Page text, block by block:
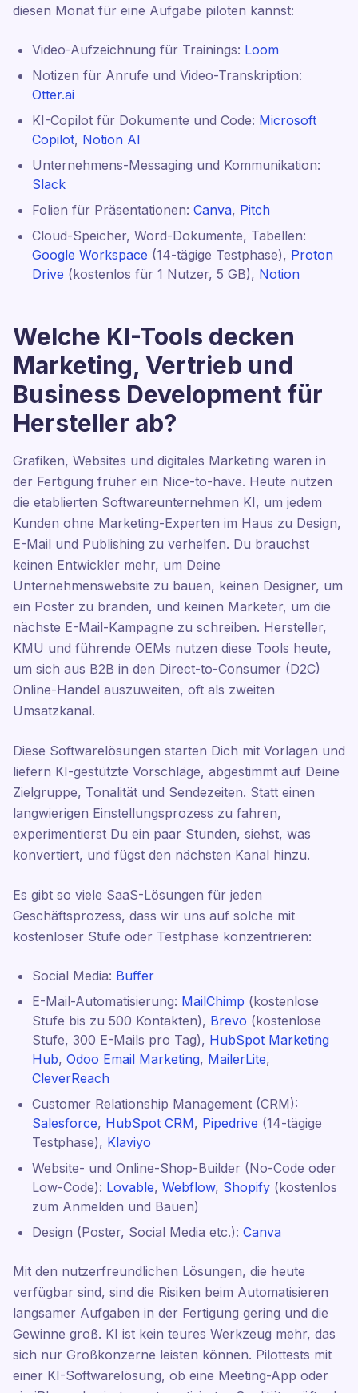
diesen Monat für eine Aufgabe piloten kannst:
Video-Aufzeichnung für Trainings: Loom
Notizen für Anrufe und Video-Transkription:
Otter.ai
KI-Copilot für Dokumente und Code: Microsoft
Copilot, Notion AI
Unternehmens-Messaging und Kommunikation:
Slack
Folien für Präsentationen: Canva, Pitch
Cloud-Speicher, Word-Dokumente, Tabellen:
Google Workspace (14-tägige Testphase), Proton
Drive (kostenlos für 1 Nutzer, 5 GB), Notion
Welche KI-Tools decken
Marketing, Vertrieb und
Business Development für
Hersteller ab?
Grafiken, Websites und digitales Marketing waren in
der Fertigung früher ein Nice-to-have. Heute nutzen
die etablierten Softwareunternehmen KI, um jedem
Kunden ohne Marketing-Experten im Haus zu Design,
E-Mail und Publishing zu verhelfen. Du brauchst
keinen Entwickler mehr, um Deine
Unternehmenswebsite zu bauen, keinen Designer, um
ein Poster zu branden, und keinen Marketer, um die
nächste E-Mail-Kampagne zu schreiben. Hersteller,
KMU und führende OEMs nutzen diese Tools heute,
um sich aus B2B in den Direct-to-Consumer (D2C)
Online-Handel auszuweiten, oft als zweiten
Umsatzkanal.
Diese Softwarelösungen starten Dich mit Vorlagen und
liefern KI-gestützte Vorschläge, abgestimmt auf Deine
Zielgruppe, Tonalität und Sendezeiten. Statt einen
langwierigen Einstellungsprozess zu fahren,
experimentierst Du ein paar Stunden, siehst, was
konvertiert, und fügst den nächsten Kanal hinzu.
Es gibt so viele SaaS-Lösungen für jeden
Geschäftsprozess, dass wir uns auf solche mit
kostenloser Stufe oder Testphase konzentrieren:
Social Media: Buffer
E-Mail-Automatisierung: MailChimp (kostenlose
Stufe bis zu 500 Kontakten), Brevo (kostenlose
Stufe, 300 E-Mails pro Tag), HubSpot Marketing
Hub, Odoo Email Marketing, MailerLite,
CleverReach
Customer Relationship Management (CRM):
Salesforce, HubSpot CRM, Pipedrive (14-tägige
Testphase), Klaviyo
Website- und Online-Shop-Builder (No-Code oder
Low-Code): Lovable, Webflow, Shopify (kostenlos
zum Anmelden und Bauen)
Design (Poster, Social Media etc.): Canva
Mit den nutzerfreundlichen Lösungen, die heute
verfügbar sind, sind die Risiken beim Automatisieren
langsamer Aufgaben in der Fertigung gering und die
Gewinne groß. KI ist kein teures Werkzeug mehr, das
sich nur Großkonzerne leisten können. Pilottests mit
einer KI-Softwarelösung, ob eine Meeting-App oder